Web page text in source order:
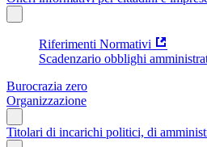
Riferimenti Normativi
Scadenzario obblighi
Burocrazia zero
Organizzazione
Titolari di incarichi politici, di